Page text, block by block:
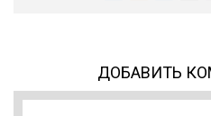
ДОБАВИТЬ